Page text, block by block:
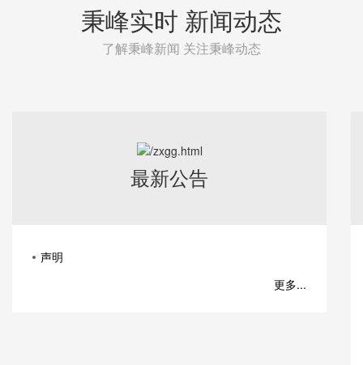
秉峰实时 新闻动态
了解秉峰新闻 关注秉峰动态
最新公告
声明
更多...